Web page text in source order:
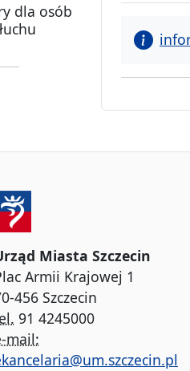
dla osób
Miasta Szczecin
Armii Krajowej 1
456 Szczecin
91 4245000
mail: